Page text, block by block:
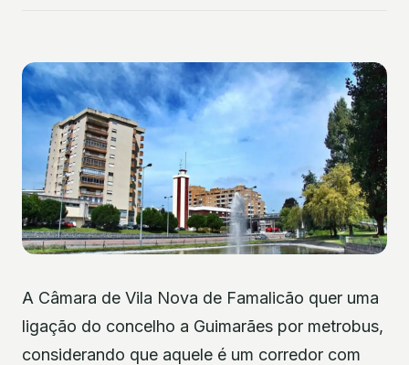
A Câmara de Vila Nova de Famalicão quer uma
ligação do concelho a Guimarães por metrobus,
considerando que aquele é um corredor com